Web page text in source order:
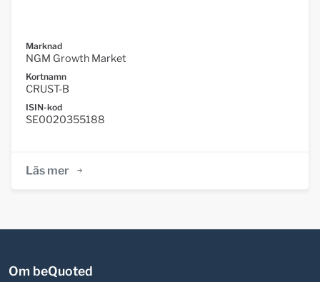
Marknad
NGM Growth Market
Kortnamn
CRUST-B
ISIN-kod
SE0020355188
Läs mer
Om beQuoted